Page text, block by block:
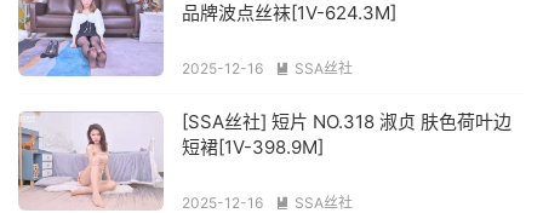
品牌波点丝袜[1V-624.3M]
2025-12-16  SSA丝社
[SSA丝社] 短片 NO.318 淑贞 肤色荷叶边
短裙[1V-398.9M]
2025-12-16  SSA丝社